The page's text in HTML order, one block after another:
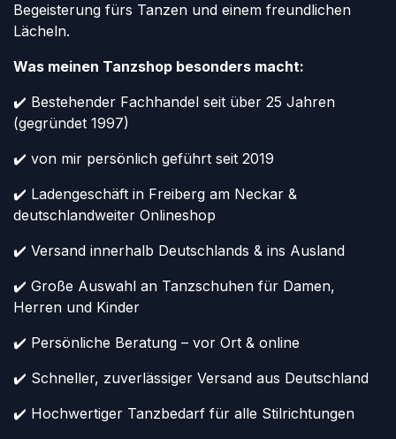
Begeisterung fürs Tanzen und einem freundlichen
Lächeln.
Was meinen Tanzshop besonders macht:
✔️ Bestehender Fachhandel seit über 25 Jahren
(gegründet 1997)
✔️ von mir persönlich geführt seit 2019
✔️ Ladengeschäft in Freiberg am Neckar &
deutschlandweiter Onlineshop
✔️ Versand innerhalb Deutschlands & ins Ausland
✔️ Große Auswahl an Tanzschuhen für Damen,
Herren und Kinder
✔️ Persönliche Beratung – vor Ort & online
✔️ Schneller, zuverlässiger Versand aus Deutschland
✔️ Hochwertiger Tanzbedarf für alle Stilrichtungen